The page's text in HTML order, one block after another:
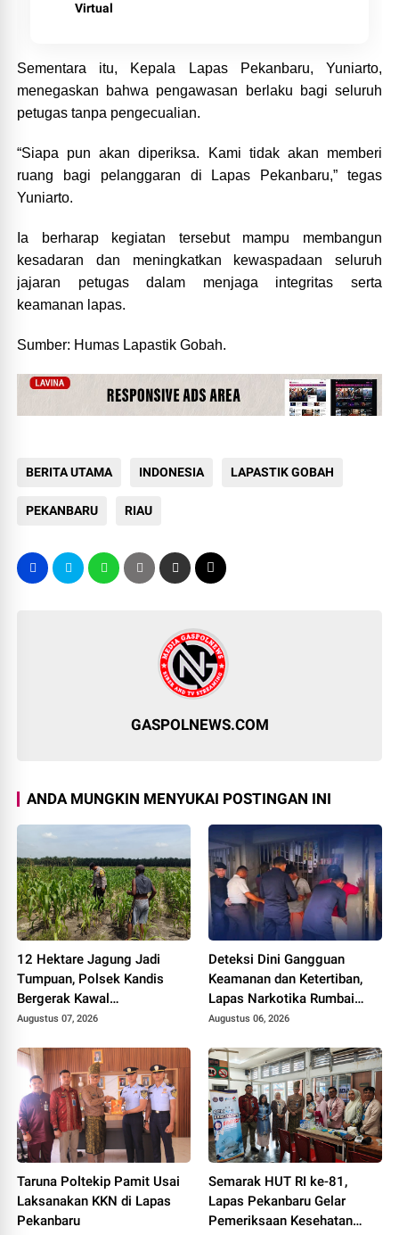
Virtual
Sementara itu, Kepala Lapas Pekanbaru, Yuniarto,
menegaskan bahwa pengawasan berlaku bagi seluruh
petugas tanpa pengecualian.
“Siapa pun akan diperiksa. Kami tidak akan memberi
ruang bagi pelanggaran di Lapas Pekanbaru,” tegas
Yuniarto.
Ia berharap kegiatan tersebut mampu membangun
kesadaran dan meningkatkan kewaspadaan seluruh
jajaran petugas dalam menjaga integritas serta
keamanan lapas.
Sumber: Humas Lapastik Gobah.
BERITA UTAMA INDONESIA LAPASTIK GOBAH
PEKANBARU RIAU
GASPOLNEWS.COM
ANDA MUNGKIN MENYUKAI POSTINGAN INI
12 Hektare Jagung Jadi
Tumpuan, Polsek Kandis
Bergerak Kawal
Swasembada Pangan
Augustus 07, 2026
Deteksi Dini Gangguan
Keamanan dan Ketertiban,
Lapas Narkotika Rumbai
Gelar Razia Rutin Blok
Augustus 06, 2026
Taruna Poltekip Pamit Usai
Laksanakan KKN di Lapas
Pekanbaru
Semarak HUT RI ke-81,
Lapas Pekanbaru Gelar
Pemeriksaan Kesehatan